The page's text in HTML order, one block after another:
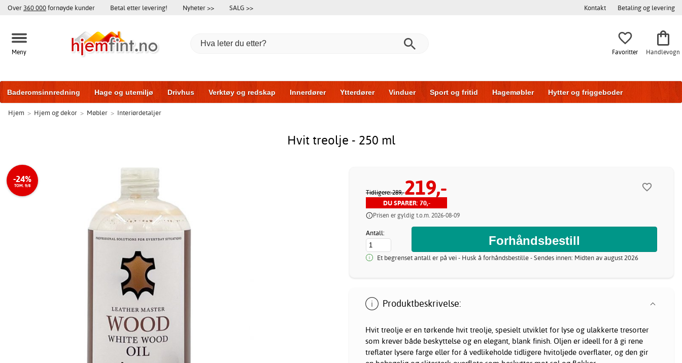
Over 360 000fornøyde kunder Betal etter levering! Nyheter >> SALG >> Kontakt Betaling og levering
Meny Favoritter Handlevogn
Baderomsinnredning Hage og utemiljø Drivhus Verktøy og redskap Innerdører Ytterdører Vinduer Sport og fritid Hagemøbler Hytter og friggeboder
Baderomsmøbler Hjem og innredning
Hjem > Hjem og dekor > Møbler > Interiørdetaljer
Hvit treolje - 250 ml
-24%
TOM. 9/8
Tidligere: 289,-219,-
DU SPARER: 70,-
Prisen er gyldig t.o.m. 2026-08-09
Antall:
Et begrenset antall er på vei - Husk å forhåndsbestille - Sendes innen: Midten av august 2026
Produktbeskrivelse:
Hvit treolje er en tørkende hvit treolje, spesielt utviklet for lyse og ulakkerte tresorter
som krever både beskyttelse og en elegant, blank finish. Oljen er ideell for å gi rene
treflater lysere farge eller for å vedlikeholde tidligere hvitoljede overflater, og den gir